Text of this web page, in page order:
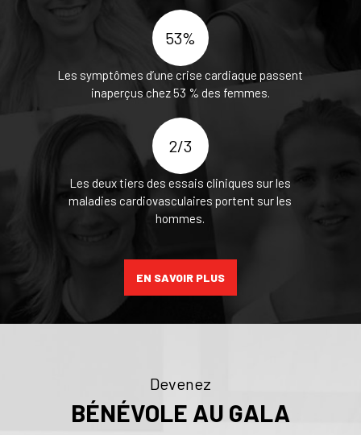
53%
Les symptômes d’une crise cardiaque passent
inaperçus chez 53 % des femmes.
2/3
Les deux tiers des essais cliniques sur les
maladies cardiovasculaires portent sur les
hommes.
EN SAVOIR PLUS
Devenez
BÉNÉVOLE AU GALA